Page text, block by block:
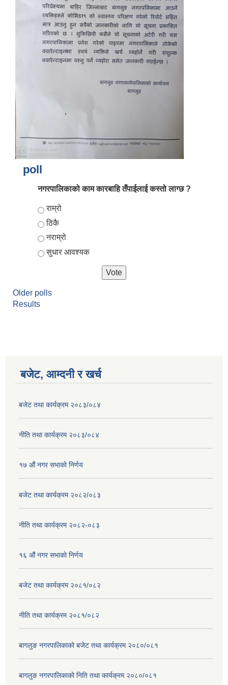
poll
नगरपालिकाको काम कारबाहि तँपाईलाई कस्तो लाग्छ ?
Choices
राम्रो
ठिकै
नराम्रो
सुधार आवश्यक
Older polls
Results
बजेट, आम्दनी र खर्च
बजेट तथा कार्यक्रम २०८३/०८४
नीति तथा कार्यक्रम २०८३/०८४
१७ ‌‍औं नगर सभाकाे निर्णय
बजेट तथा कार्यक्रम २०८२/०८३
नीति तथा कार्यक्रम २०८२-०८३
१६ ‌औं नगर सभाकाे निर्णय
बजेट तथा कार्यक्रम २०८१/०८२
नीति तथा कार्यक्रम २०८१/०८२
बागलुङ नगरपालिकाको बजेट तथा कार्यक्रम २०८०/०८१
बागलुङ नगरपालिकाको निति तथा कार्यक्रम २०८०/०८१